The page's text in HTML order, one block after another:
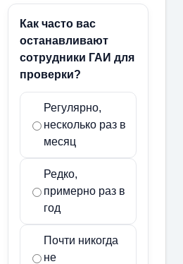
Как часто вас
останавливают
сотрудники ГАИ для
проверки?
Регулярно,
несколько раз в
месяц
Редко,
примерно раз в
год
Почти никогда
не